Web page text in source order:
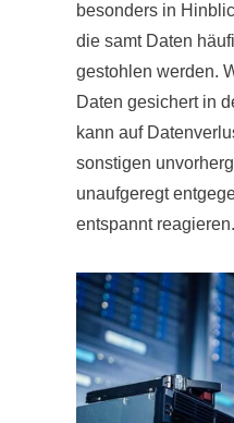
besonders in
die samt Daten
gestohlen werden.
Daten gesichert in
kann auf
sonstigen
unaufgeregt
entspannt reagieren.